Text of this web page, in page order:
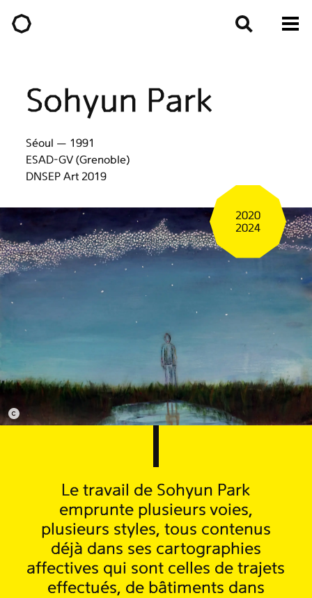
Sohyun Park
2020
2024
Séoul — 1991
ESAD-GV (Grenoble)
DNSEP Art 2019
Le travail de Sohyun Park
emprunte plusieurs voies,
plusieurs styles, tous contenus
déjà dans ses cartographies
affectives qui sont celles de trajets
effectués, de bâtiments dans